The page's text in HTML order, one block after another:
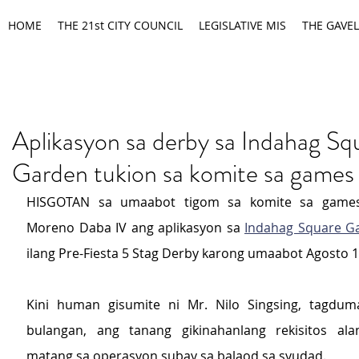
HOME THE 21st CITY COUNCIL LEGISLATIVE MIS THE GAVEL
Aplikasyon sa derby sa Indahag
Garden tukion sa komite sa games
HISGOTAN sa umaabot tigom sa komite sa
Moreno Daba IV ang aplikasyon sa Indahag Square
ilang Pre-Fiesta 5 Stag Derby karong umaabot Agosto
Kini human gisumite ni Mr. Nilo Singsing,
bulangan, ang tanang gikinahanlang rekisitos